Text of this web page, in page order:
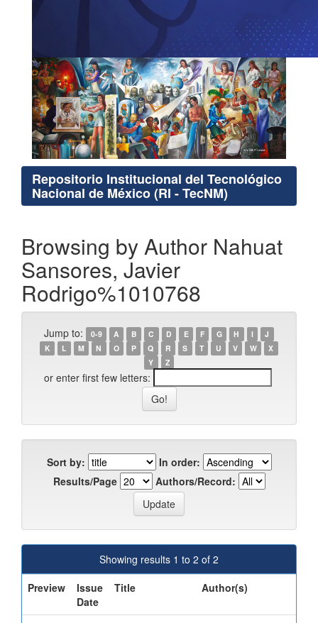
Repositorio Institucional del Tecnológico
Nacional de México (RI - TecNM)
Browsing by Author Nahuat
Sansores, Javier
Rodrigo%1010768
Jump to: 0-9 A B C D E F G H I
J
K
L M N O P Q R S T U V W
X
Y
Z
or enter first few letters:
Sort by:
In order:
Results/Page
Authors/Record:
Showing results 1 to 2 of 2
Preview
Issue
Date
Title Author(s)